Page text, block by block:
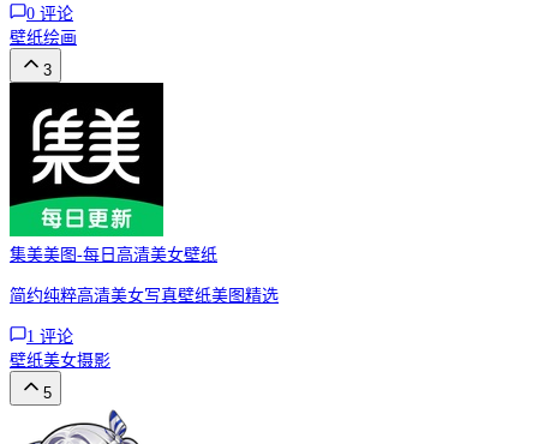
0 评论
壁纸绘画
3
集美美图-每日高清美女壁纸
简约纯粹高清美女写真壁纸美图精选
1 评论
壁纸美女摄影
5